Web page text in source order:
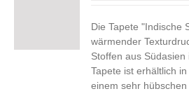
Die Tapete "Indische
wärmender
Stoffen aus
Tapete ist erhältlich
einem sehr hübschen